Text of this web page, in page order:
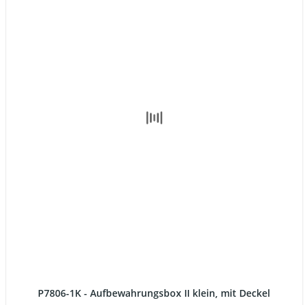
P7806-1K - Aufbewahrungsbox II klein, mit Deckel